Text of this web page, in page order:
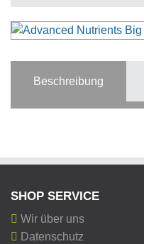
Beschreibung
SHOP SERVICE
Wir über uns
Datenschutz